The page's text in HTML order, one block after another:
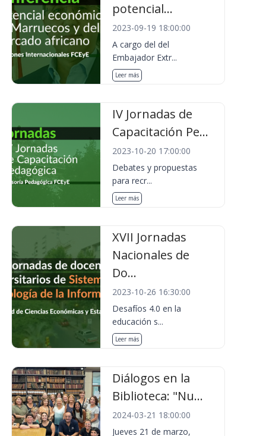
potencial...
2023-09-19 18:00:00
A cargo del del
Embajador Extr...
Leer más
IV Jornadas de
Capacitación Pe...
2023-10-20 17:00:00
Debates y propuestas
para recr...
Leer más
XVII Jornadas
Nacionales de
Do...
2023-10-26 16:30:00
Desafíos 4.0 en la
educación s...
Leer más
Diálogos en la
Biblioteca: "Nu...
2024-03-21 18:00:00
Jueves 21 de marzo,